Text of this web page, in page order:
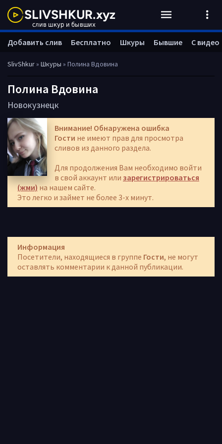
SlivShkur» Шкуры » Полина Вдовина
Полина Вдовина
Новокузнецк
Внимание! Обнаружена ошибка
Гости не имеют прав для просмотра
сливов из данного раздела.
Для продолжения Вам необходимо войти
в свой аккаунт или зарегистрироваться
(жми) на нашем сайте.
Это легко и займет не более 3-х минут.
Информация
Посетители, находящиеся в группе Гости, не могут
оставлять комментарии к данной публикации.
Добавить слив Бесплатно Шкуры Бывшие С видео